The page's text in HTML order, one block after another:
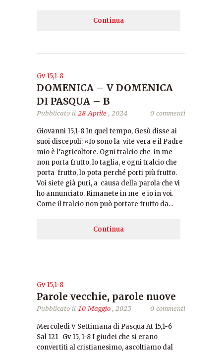
Continua
Gv 15,1-8
DOMENICA – V DOMENICA
DI PASQUA – B
Pubblicato il 28 Aprile, 2024 0 commenti
Giovanni 15,1-8 In quel tempo, Gesù disse ai
suoi discepoli: «Io sono la vite vera e il Padre
mio è l’agricoltore. Ogni tralcio che in me
non porta frutto, lo taglia, e ogni tralcio che
porta frutto, lo pota perché porti più frutto.
Voi siete già puri, a causa della parola che vi
ho annunciato. Rimanete in me e io in voi.
Come il tralcio non può portare frutto da…
Continua
Gv 15,1-8
Parole vecchie, parole nuove
Pubblicato il 10 Maggio, 2023 0 commenti
Mercoledì V Settimana di Pasqua At 15,1-6
Sal 121 Gv 15, 1-8 I giudei che si erano
convertiti al cristianesimo, ascoltiamo dal